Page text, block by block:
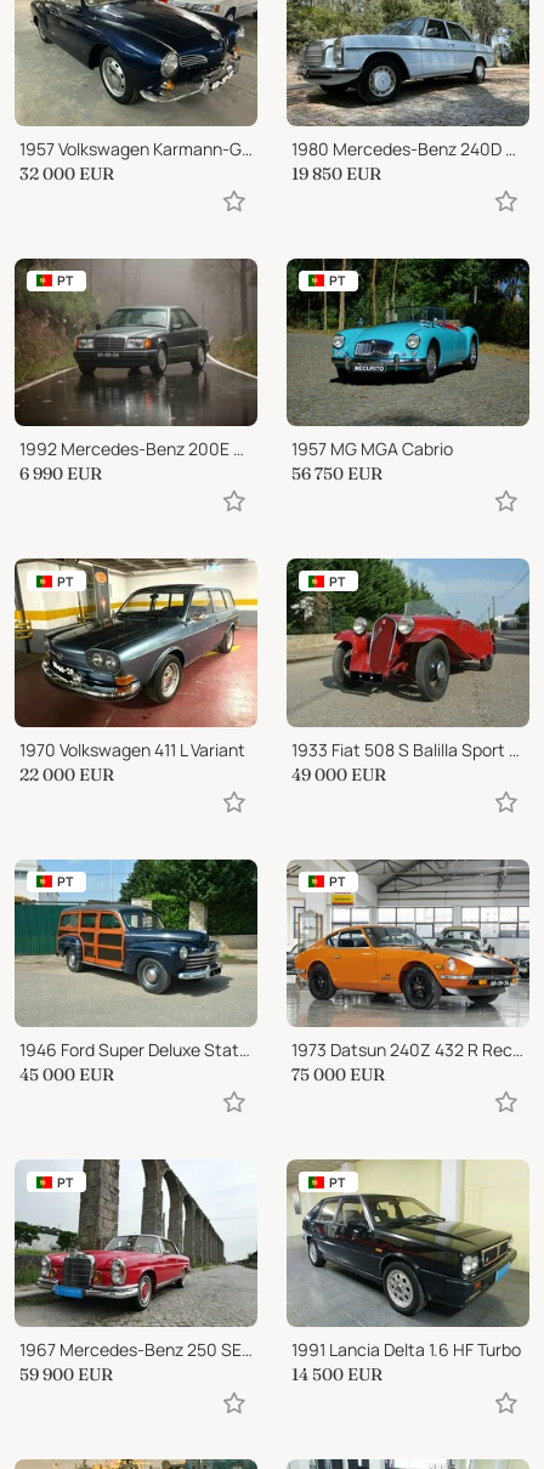
1957 Volkswagen Karmann-Ghia 1.2 Coupe
32 000 EUR
1980 Mercedes-Benz 240D W115 3.0
19 850 EUR
PT
1992 Mercedes-Benz 200E W124
6 990 EUR
PT
1957 MG MGA Cabrio
56 750 EUR
PT
1970 Volkswagen 411 L Variant
22 000 EUR
PT
1933 Fiat 508 S Balilla Sport Spider
49 000 EUR
PT
1946 Ford Super Deluxe Station Wagon
45 000 EUR
PT
1973 Datsun 240Z 432 R Recreation
75 000 EUR
PT
1967 Mercedes-Benz 250 SE Coupe
59 900 EUR
PT
1991 Lancia Delta 1.6 HF Turbo
14 500 EUR